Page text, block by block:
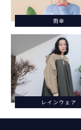
雨傘
レインウェア